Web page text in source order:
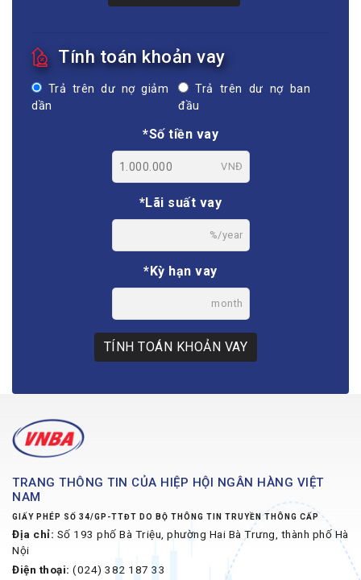
Tính toán khoản vay
Trả trên dư nợ giảm
dần
Trả trên dư nợ ban
đầu
*Số tiền vay
VNĐ
*Lãi suất vay
%/year
*Kỳ hạn vay
month
TÍNH TOÁN KHOẢN VAY
TRANG THÔNG TIN CỦA HIỆP HỘI NGÂN HÀNG VIỆT
NAM
GIẤY PHÉP SỐ 34/GP-TTĐT DO BỘ THÔNG TIN TRUYỀN THÔNG CẤP
Địa chỉ: Số 193 phố Bà Triệu, phường Hai Bà Trưng, thành phố Hà
Nội
Điện thoại: (024) 382 187 33